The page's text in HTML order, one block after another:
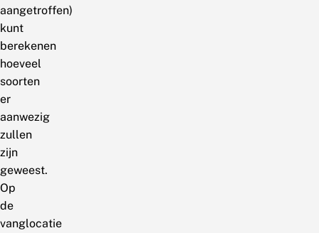
aangetroffen)
kunt
berekenen
hoeveel
soorten
er
aanwezig
zullen
zijn
geweest.
Op
de
vanglocatie